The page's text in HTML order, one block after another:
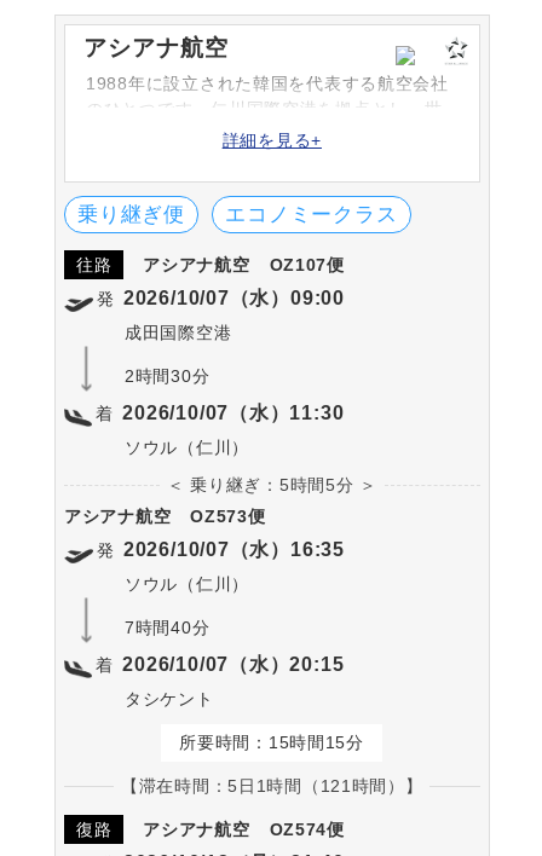
アシアナ航空
1988年に設立された韓国を代表する航空会社
のひとつです。仁川国際空港を拠点とし、世
界各国へ運航しています。日本へは成田や羽
スターアライアンス加盟以外の航空会社とも
多く共同運航しています。
詳細を見る+
乗り継ぎ便 エコノミークラス
往路 アシアナ航空
OZ107便
発 2026/10/07（水）09:00
成田国際空港
2時間30分
着 2026/10/07（水）11:30
ソウル（仁川）
＜ 乗り継ぎ：5時間5分 ＞
アシアナ航空
OZ573便
発 2026/10/07（水）16:35
ソウル（仁川）
7時間40分
着 2026/10/07（水）20:15
タシケント
所要時間：15時間15分
【滞在時間：5日1時間（121時間）】
復路 アシアナ航空
OZ574便